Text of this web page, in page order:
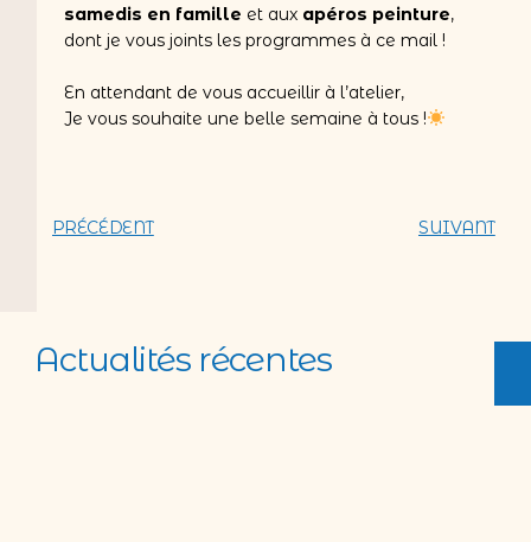
samedis en famille et aux apéros peinture,
dont je vous joints les programmes à ce mail !
En attendant de vous accueillir à l’atelier,
Je vous souhaite une belle semaine à tous !
PRÉCÉDENT SUIVANT
Actualités récentes